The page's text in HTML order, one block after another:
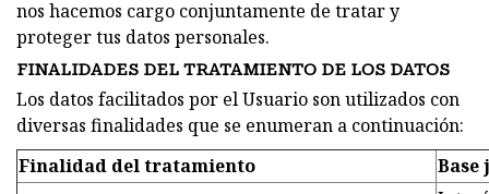
nos hacemos cargo conjuntamente de tratar y
proteger tus datos personales.
FINALIDADES DEL TRATAMIENTO DE LOS DATOS
Los datos facilitados por el Usuario son utilizados con
diversas finalidades que se enumeran a continuación:
Finalidad del tratamiento